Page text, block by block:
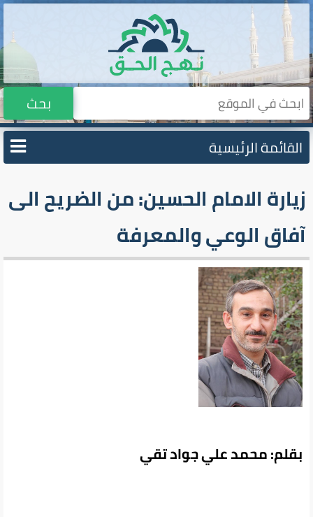
بحث
القائمة الرئيسية
زيارة الامام الحسين: من الضريح الى
آفاق الوعي والمعرفة
بقلم: محمد علي جواد تقي